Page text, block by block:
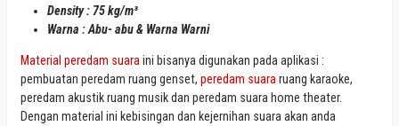
Density : 75 kg/m³
Warna : Abu- abu & Warna Warni
Material peredam suara ini bisanya digunakan pada aplikasi :
pembuatan peredam ruang genset, peredam suara ruang karaoke,
peredam akustik ruang musik dan peredam suara home theater.
Dengan material ini kebisingan dan kejernihan suara akan anda